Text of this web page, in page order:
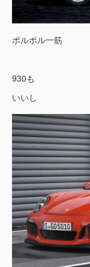
ポルポル一筋
930も
いいし